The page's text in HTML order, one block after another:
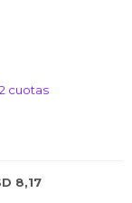
cuotas
8,17